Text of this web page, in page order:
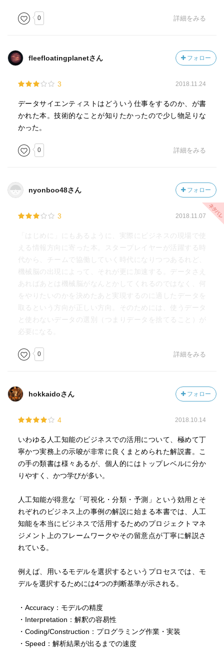
ーの底上げに貢献することができる。
コーディング業務・システム実装業務を取り仕切り、ビジ
ネス要件・数理モデル上の要件を、プログラムやサーバに
アの業務経験が求められ、プログラミング能力やサーバの
☆仕様が完全に決まってからプロジェクトがその通りに進
る。よって、業務知識のヒアリングによるアップデートと
システムへの反映が、データエンジニアにとって「決定的
■データサイエンスを知らなかった人は、これからどうすれ
・環境が変わり、活躍するためのスキルセットが変わった
学び、使う側に回るのが良い。これにより、想像力や創造
力が要求される業務に時間を使えるようになる。
■ABCDEフレームワークとは？
・思考整理の手段として有用であり、チームで共有するこ
・AからEを一気通貫してデザインすること。決まっていな
い項目は空欄に仮置きして進めればよい。
[Aim（目的）]
意思決定でチームが右往左往しないように、目的を書き出
・手段（○○することを通して）（目標設定として、試行
錯誤の範囲や領域を示せればよい）
・対象（○○が）
・数値基準（○○となることを）
☆「目的設定はSMARTに」
・Specific（具体的な目的か？）
・Achievable（達成可能な目的か？）
・Relevant（意味のある目的か？）
・Time Bound（期限付きの目的か？）
0 詳細をみる
fleefloatingplanetさん フォロー
3 2018.11.24
データサイエンティストはどういう仕事をするのか、が書
かれた本。技術的なことが知りたかったので少し物足りな
かった。
0 詳細をみる
nyonboo48さん フォロー
3 2018.11.07
「はじめに」にもあるように、実際にビジネスの現場で使
える情報方向に寄った本。スタープレイヤーが活躍する時
代から、チームで協働していく時代になりつつあるれど、
機械脳の出現によって、それが更に加速する。データさえ
あればあとは機械脳がなんとかしてくれるのではなく、何
をやりたいのかを決めたあと実現するのに適したデータを
取るという方向が正しい方向。そのためには、使うデータ
と使わないデータの選別（つまりデータを捨てること）が
必要になる。
0 詳細をみる
hokkaidoさん フォロー
4 2018.10.14
いわゆる人工知能のビジネスでの活用について、極めて丁
寧かつ実務上の示唆が非常に良くまとめられた解説書。こ
の手の類書は様々あるが、個人的にはトップレベルに分か
りやすく、かつ学びが多い。
人工知能が得意な「可視化・分類・予測」という効用とそ
れぞれのビジネス上の事例の解説に始まる本書では、人工
知能を本当にビジネスで活用するためのプロジェクトマネ
ジメント上のフレームワークやその留意点が丁寧に解説さ
れている。
例えば、用いるモデルを選択するというプロセスでは、モ
デルを選択するためには4つの判断基準が示される。
・Accuracy：モデルの精度
・Interpretation：解釈の容易性
・Coding/Construction：プログラミング作業・実装
・Speed：解析結果が出るまでの速度